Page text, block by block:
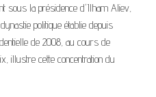
sous la présidence d'Ilham Aliev,
politique établie depuis
de 2008, au cours de
illustre cette concentration du